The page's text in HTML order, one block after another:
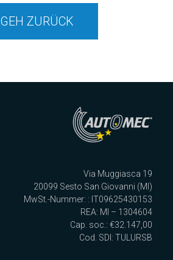
GEH ZURÜCK
Via Muggiasca 19
20099 Sesto San Giovanni (MI)
MwSt.-Nummer: : IT09625430153
REA: MI – 1304604
Cap. soc.: €32.147,00
Cod. SDI: TULURSB